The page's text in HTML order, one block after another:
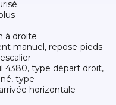
à droite
manuel, repose-pieds
4380, type départ droit,
type
horizontale